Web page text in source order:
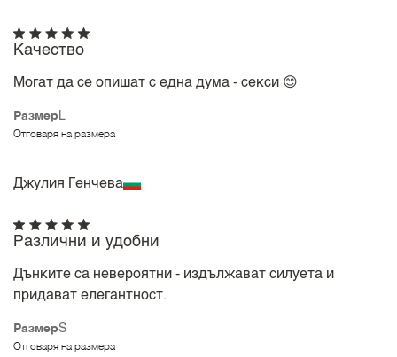
Размер L
Отговаря на размера
Качество
Могат да се опишат с една дума - секси 😊
Джулия Генчева
РазмерS
Отговаря на размера
Различни и удобни
Дънките са невероятни - издължават силуета и
придават елегантност.